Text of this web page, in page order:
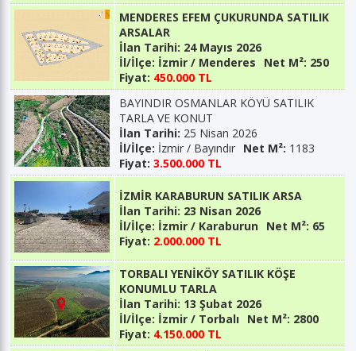
MENDERES EFEM ÇUKURUNDA SATILIK
ARSALAR
İlan Tarihi: 24 Mayıs 2026
İl/İlçe: İzmir / Menderes Net M²: 250
Fiyat: 450.000 TL
BAYINDIR OSMANLAR KÖYÜ SATILIK
TARLA VE KONUT
İlan Tarihi: 25 Nisan 2026
İl/İlçe: İzmir / Bayındır Net M²: 1183
Fiyat: 3.500.000 TL
İZMİR KARABURUN SATILIK ARSA
İlan Tarihi: 23 Nisan 2026
İl/İlçe: İzmir / Karaburun Net M²: 65
Fiyat: 2.000.000 TL
TORBALI YENİKÖY SATILIK KÖŞE
KONUMLU TARLA
İlan Tarihi: 13 Şubat 2026
İl/İlçe: İzmir / Torbalı Net M²: 2800
Fiyat: 4.150.000 TL